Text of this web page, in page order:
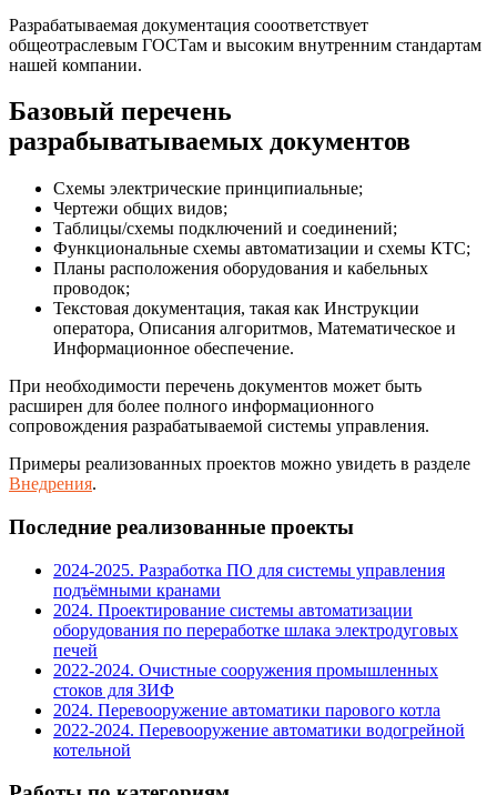
Разрабатываемая документация сооответствует
общеотраслевым ГОСТам и высоким внутренним стандартам
нашей компании.
Базовый перечень
разрабыватываемых документов
Схемы электрические принципиальные;
Чертежи общих видов;
Таблицы/схемы подключений и соединений;
Функциональные схемы автоматизации и схемы КТС;
Планы расположения оборудования и кабельных
проводок;
Текстовая документация, такая как Инструкции
оператора, Описания алгоритмов, Математическое и
Информационное обеспечение.
При необходимости перечень документов может быть
расширен для более полного информационного
сопровождения разрабатываемой системы управления.
Примеры реализованных проектов можно увидеть в разделе
Внедрения.
Последние реализованные проекты
2024-2025. Разработка ПО для системы управления
подъёмными кранами
2024. Проектирование системы автоматизации
оборудования по переработке шлака электродуговых
печей
2022-2024. Очистные сооружения промышленных
стоков для ЗИФ
2024. Перевооружение автоматики парового котла
2022-2024. Перевооружение автоматики водогрейной
котельной